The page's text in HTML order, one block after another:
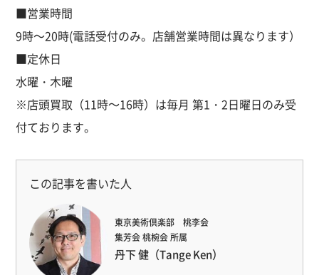
■営業時間
9時～20時(電話受付のみ。店舗営業時間は異なります）
■定休日
水曜・木曜
※店頭買取（11時～16時）は毎月 第1・2日曜日のみ受
付ております。
この記事を書いた人
東京美術倶楽部 桃李会
集芳会 桃椀会 所属
丹下 健（Tange Ken）